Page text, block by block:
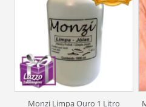
Monzi Limpa Ouro 1 Litro